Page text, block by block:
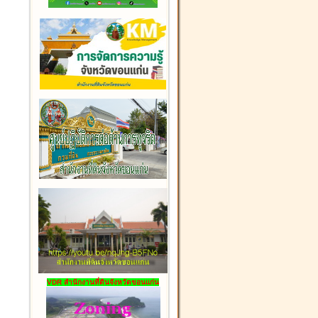
VDR สำนักงานที่ดินจังหวัดขอนแก่น